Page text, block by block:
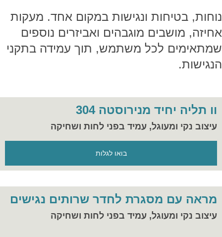
נוחות, בטיחות ונגישות במקום אחד. מעקות
אחיזה, מושבים מוגבהים ואביזרים נוספים
שמתאימים לכל משתמש, תוך עמידה בתקני
הנגישות.
וו תליה יחיד מנירוסטה 304
עיצוב נקי ומעוגל, עמיד בפני לחות ושחיקה
בואו לגלות
מראה עם מסגרת לחדר שרותים נגישים
עיצוב נקי ומעוגל, עמיד בפני לחות ושחיקה